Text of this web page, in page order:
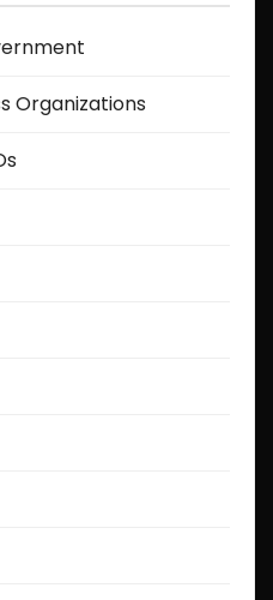
Organizations